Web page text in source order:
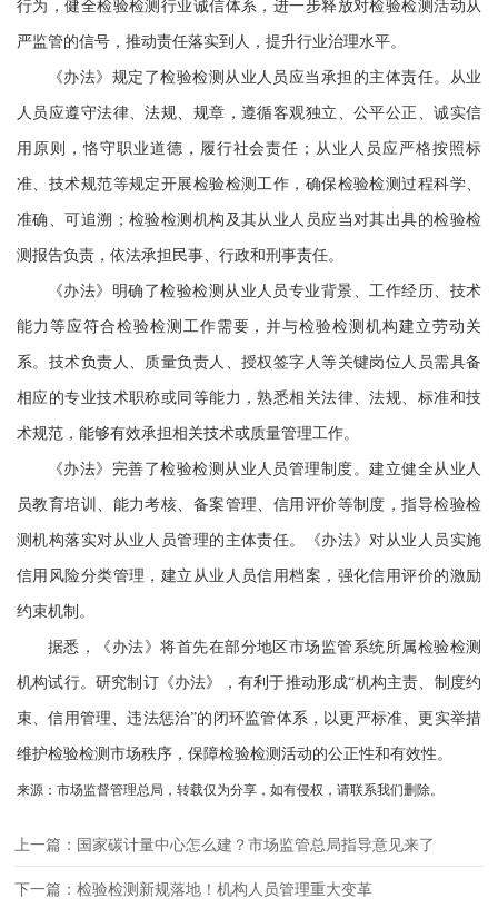
行为，健全检验检测行业诚信体系，进一步释放对检验检测活动从
严监管的信号，推动责任落实到人，提升行业治理水平。
《办法》规定了检验检测从业人员应当承担的主体责任。从业
人员应遵守法律、法规、规章，遵循客观独立、公平公正、诚实信
用原则，恪守职业道德，履行社会责任；从业人员应严格按照标
准、技术规范等规定开展检验检测工作，确保检验检测过程科学、
准确、可追溯；检验检测机构及其从业人员应当对其出具的检验检
测报告负责，依法承担民事、行政和刑事责任。
《办法》明确了检验检测从业人员专业背景、工作经历、技术
能力等应符合检验检测工作需要，并与检验检测机构建立劳动关
系。技术负责人、质量负责人、授权签字人等关键岗位人员需具备
相应的专业技术职称或同等能力，熟悉相关法律、法规、标准和技
术规范，能够有效承担相关技术或质量管理工作。
《办法》完善了检验检测从业人员管理制度。建立健全从业人
员教育培训、能力考核、备案管理、信用评价等制度，指导检验检
测机构落实对从业人员管理的主体责任。《办法》对从业人员实施
信用风险分类管理，建立从业人员信用档案，强化信用评价的激励
约束机制。
据悉，《办法》将首先在部分地区市场监管系统所属检验检测
机构试行。研究制订《办法》，有利于推动形成“机构主责、制度约
束、信用管理、违法惩治”的闭环监管体系，以更严标准、更实举措
维护检验检测市场秩序，保障检验检测活动的公正性和有效性。
来源：市场监督管理总局，转载仅为分享，如有侵权，请联系我们删除。
上一篇：国家碳计量中心怎么建？市场监管总局指导意见来了
下一篇：检验检测新规落地！机构人员管理重大变革